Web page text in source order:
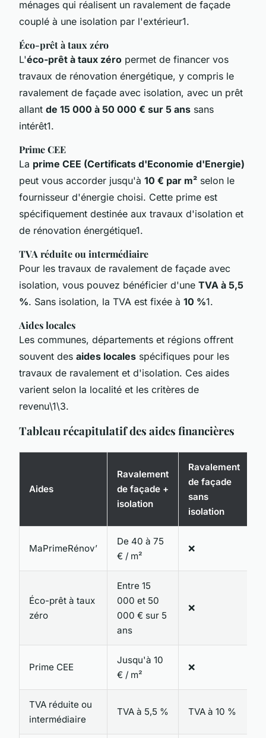
ménages qui réalisent un ravalement de façade
couplé à une isolation par l'extérieur1.
Éco-prêt à taux zéro
L'éco-prêt à taux zéro permet de financer vos
travaux de rénovation énergétique, y compris le
ravalement de façade avec isolation, avec un prêt
allant de 15 000 à 50 000 € sur 5 ans sans
intérêt1.
Prime CEE
La prime CEE (Certificats d'Economie d'Energie)
peut vous accorder jusqu'à 10 € par m² selon le
fournisseur d'énergie choisi. Cette prime est
spécifiquement destinée aux travaux d'isolation et
de rénovation énergétique1.
TVA réduite ou intermédiaire
Pour les travaux de ravalement de façade avec
isolation, vous pouvez bénéficier d'une TVA à 5,5
%. Sans isolation, la TVA est fixée à 10 %1.
Aides locales
Les communes, départements et régions offrent
souvent des aides locales spécifiques pour les
travaux de ravalement et d'isolation. Ces aides
varient selon la localité et les critères de
revenu\1\3.
Tableau récapitulatif des aides financières
Aides
Ravalement
de façade +
isolation
Ravalement
de façade
sans
isolation
MaPrimeRénov’
De 40 à 75
€ / m²
❌
Éco-prêt à taux
zéro
Entre 15
000 et 50
000 € sur 5
ans
❌
Prime CEE
Jusqu'à 10
€ / m²
❌
TVA réduite ou
intermédiaire
TVA à 5,5 % TVA à 10 %